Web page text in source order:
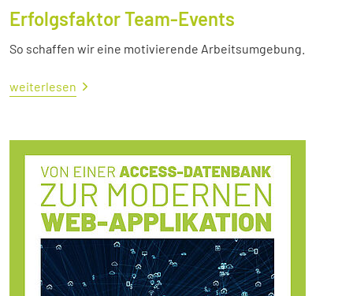
Erfolgsfaktor Team-Events
So schaffen wir eine motivierende Arbeitsumgebung.
weiterlesen